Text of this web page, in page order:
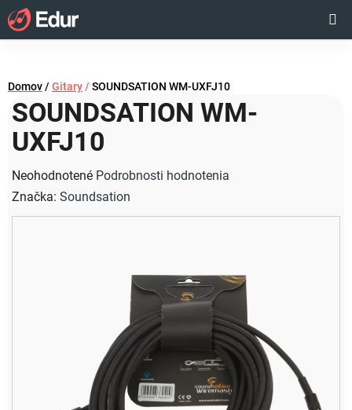
Prejsť
na
obsah
KOŠÍK
Domov/ Gitary / SOUNDSATION WM-UXFJ10
SOUNDSATION WM-
UXFJ10
Priemerné
hodnotenie
produktu
Neohodnotené Podrobnosti hodnotenia
Značka: Soundsation